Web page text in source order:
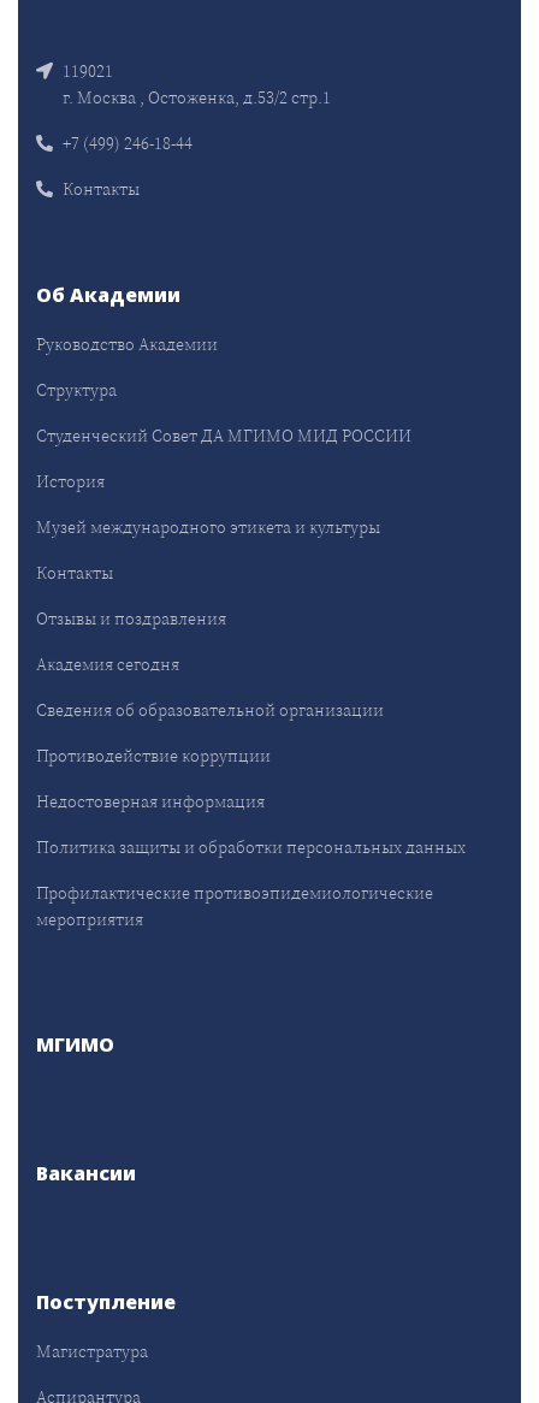
119021
г. Москва , Остоженка, д.53/2 стр.1
+7 (499) 246-18-44
Контакты
Об Академии
Руководство Академии
Структура
Студенческий Совет ДА МГИМО МИД РОССИИ
История
Музей международного этикета и культуры
Контакты
Отзывы и поздравления
Академия сегодня
Сведения об образовательной организации
Противодействие коррупции
Недостоверная информация
Политика защиты и обработки персональных данных
Профилактические противоэпидемиологические
мероприятия
МГИМО
Вакансии
Поступление
Магистратура
Аспирантура